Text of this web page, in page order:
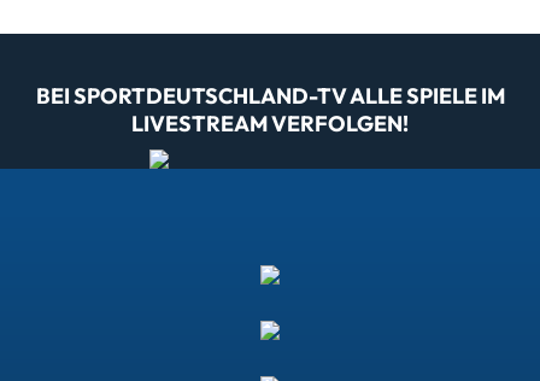
BEI SPORTDEUTSCHLAND-TV ALLE SPIELE IM
LIVESTREAM VERFOLGEN!